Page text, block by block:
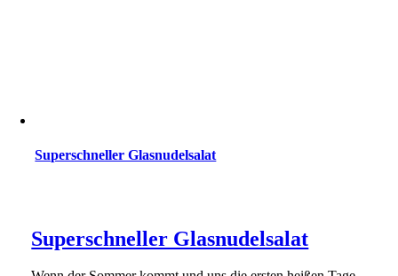
Superschneller Glasnudelsalat
Superschneller Glasnudelsalat